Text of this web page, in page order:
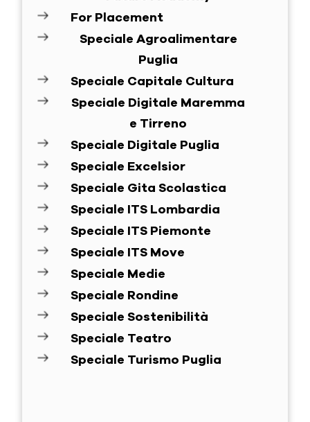
For Placement
Speciale Agroalimentare
Puglia
Speciale Capitale Cultura
Speciale Digitale Maremma
e Tirreno
Speciale Digitale Puglia
Speciale Excelsior
Speciale Gita Scolastica
Speciale ITS Lombardia
Speciale ITS Piemonte
Speciale ITS Move
Speciale Medie
Speciale Rondine
Speciale Sostenibilità
Speciale Teatro
Speciale Turismo Puglia